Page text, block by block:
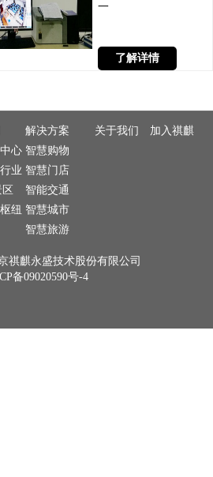
一
了解详情
解决方案 关于我们
加入祺麒
心 智慧购物
业 智慧门店
智能交通
纽 智慧城市
智慧旅游
祺麒永盛技术股份有限公司
备09020590号-4